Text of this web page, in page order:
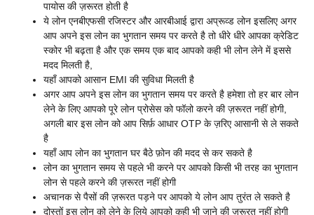
पायोस की ज़रूरत होती है
ये लोन एनबीएफसी रजिस्टर और आरबीआई द्वारा अप्रूव्ड लोन इसलिए अगर
आप अपने इस लोन का भुगतान समय पर करते है तो धीरे धीरे आपका क्रेडिट
स्कोर भी बढ़ता है और एक समय एक बाद आपको कही भी लोन लेने में इससे
मदद मिलती है,
यहाँ आपको आसान EMI की सुविधा मिलती है
अगर आप अपने इस लोन का भुगतान समय पर करते है हमेशा तो हर बार लोन
लेने के लिए आपको पूरे लोन प्रोसेस को फॉलो करने की ज़रूरत नहीं होगी,
अगली बार इस लोन को आप सिर्फ़ आधार OTP के ज़रिए आसानी से ले सकते
है
यहाँ आप लोन का भुगतान घर बैठे फ़ोन की मदद से कर सकते है
लोन का भुगतान समय से पहले भी करने पर आपको किसी भी तरह का भुगतान
लोन से पहले करने की ज़रूरत नहीं होगी
अचानक से पैसों की ज़रूरत पड़ने पर आपको ये लोन आप तुरंत ले सकते है
दोस्तों इस लोन को लेने के लिये आपको कही भी जाने की ज़रूरत नहीं होगी